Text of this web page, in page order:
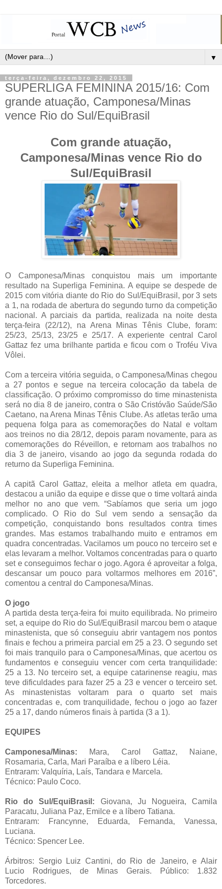
▼
terça-feira, dezembro 22, 2015
SUPERLIGA FEMININA 2015/16: Com
grande atuação, Camponesa/Minas
vence Rio do Sul/EquiBrasil
Com grande atuação,
Camponesa/Minas vence Rio do
Sul/EquiBrasil
O Camponesa/Minas conquistou mais um importante
resultado na Superliga Feminina. A equipe se despede de
2015 com vitória diante do Rio do Sul/EquiBrasil, por 3 sets
a 1, na rodada de abertura do segundo turno da competição
nacional. A parciais da partida, realizada na noite desta
terça-feira (22/12), na Arena Minas Tênis Clube, foram:
25/23, 25/13, 23/25 e 25/17. A experiente central Carol
Gattaz fez uma brilhante partida e ficou com o Troféu Viva
Vôlei.
Com a terceira vitória seguida, o Camponesa/Minas chegou
a 27 pontos e segue na terceira colocação da tabela de
classificação. O próximo compromisso do time minastenista
será no dia 8 de janeiro, contra o São Cristóvão Saúde/São
Caetano, na Arena Minas Tênis Clube. As atletas terão uma
pequena folga para as comemorações do Natal e voltam
aos treinos no dia 28/12, depois param novamente, para as
comemorações do Réveillon, e retornam aos trabalhos no
dia 3 de janeiro, visando ao jogo da segunda rodada do
returno da Superliga Feminina.
A capitã Carol Gattaz, eleita a melhor atleta em quadra,
destacou a união da equipe e disse que o time voltará ainda
melhor no ano que vem. “Sabíamos que seria um jogo
complicado. O Rio do Sul vem sendo a sensação da
competição, conquistando bons resultados contra times
grandes. Mas estamos trabalhando muito e entramos em
quadra concentradas. Vacilamos um pouco no terceiro set e
elas levaram a melhor. Voltamos concentradas para o quarto
set e conseguimos fechar o jogo. Agora é aproveitar a folga,
descansar um pouco para voltarmos melhores em 2016”,
comentou a central do Camponesa/Minas.
O jogo
A partida desta terça-feira foi muito equilibrada. No primeiro
set, a equipe do Rio do Sul/EquiBrasil marcou bem o ataque
minastenista, que só conseguiu abrir vantagem nos pontos
finais e fechou a primeira parcial em 25 a 23. O segundo set
foi mais tranquilo para o Camponesa/Minas, que acertou os
fundamentos e conseguiu vencer com certa tranquilidade:
25 a 13. No terceiro set, a equipe catarinense reagiu, mas
teve dificuldades para fazer 25 a 23 e vencer o terceiro set.
As minastenistas voltaram para o quarto set mais
concentradas e, com tranquilidade, fechou o jogo ao fazer
25 a 17, dando números finais à partida (3 a 1).
EQUIPES
Camponesa/Minas: Mara, Carol Gattaz, Naiane,
Rosamaria, Carla, Mari Paraíba e a líbero Léia.
Entraram: Valquíria, Laís, Tandara e Marcela.
Técnico: Paulo Coco.
Rio do Sul/EquiBrasil: Giovana, Ju Nogueira, Camila
Paracatu, Juliana Paz, Emilce e a líbero Tatiana.
Entraram: Francynne, Eduarda, Fernanda, Vanessa,
Luciana.
Técnico: Spencer Lee.
Árbitros: Sergio Luiz Cantini, do Rio de Janeiro, e Alair
Lucio Rodrigues, de Minas Gerais. Público: 1.832
Torcedores.